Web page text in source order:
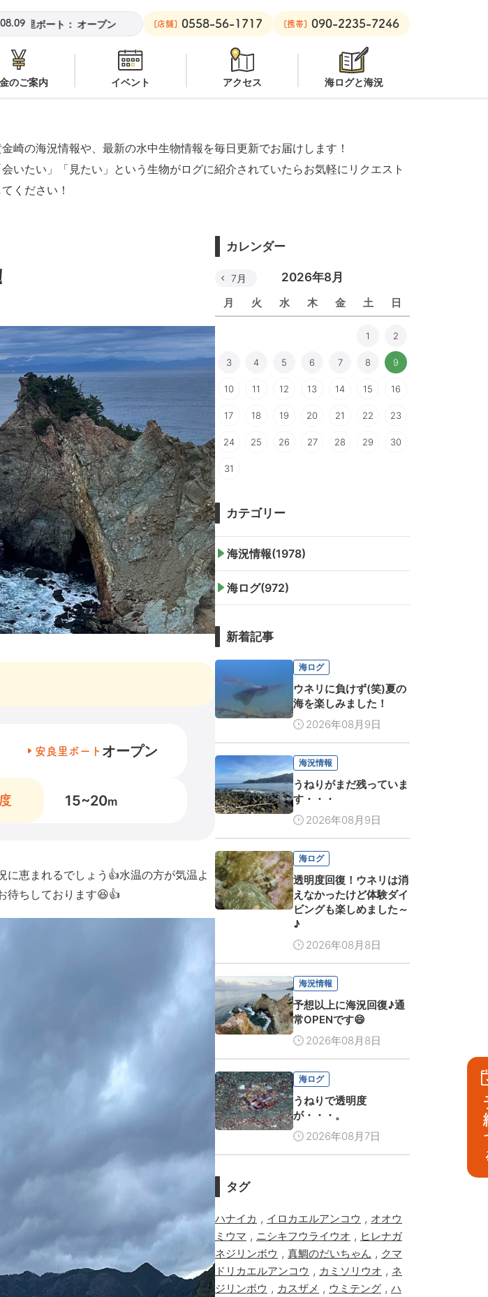
ート：オープン 黄金崎ビーチ：オープン 安良里ボート：オープン
[店舗] 0558-56-1717 [携帯] 090-2235-7246
のご案内 イベント アクセス 海ログと海況
崎の海況情報や、最新の水中生物情報を毎日更新でお届けします！
会いたい」「見たい」という生物がログに紹介されていたらお気軽にリクエスト
てください！
安良里ボート オープン
15~20m
恵まれるでしょう👍水温の方が気温よ
待ちしております😆👍
カレンダー
2026年8月
月 火 水 木 金 土 日
7月
1 2
3 4 5 6 7 8 9
10 11 12 13 14 15 16
17 18 19 20 21 22 23
24 25 26 27 28 29 30
31
カテゴリー
海況情報(1978)
海ログ(972)
新着記事
海ログ
ウネリに負けず(笑)夏の
海を楽しみました！
2026年08月9日
海況情報
うねりがまだ残っていま
す・・・
2026年08月9日
海ログ
透明度回復！ウネリは消
えなかったけど体験ダイ
ビングも楽しめました～
♪
2026年08月8日
海況情報
予想以上に海況回復♪通
常OPENです😄
2026年08月8日
海ログ
うねりで透明度
が・・・。
2026年08月7日
タグ
ハナイカ , イロカエルアンコウ , オオウ
ミウマ , ニシキフウライウオ , ヒレナガ
ネジリンボウ , 真鯛のだいちゃん , クマ
ドリカエルアンコウ , カミソリウオ , ネ
ジリンボウ , カスザメ , ウミテング , ハ